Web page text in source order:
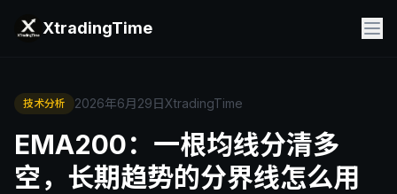
XtradingTime
技术分析 2026年6月29日XtradingTime
EMA200：一根均线分清多
空，长期趋势的分界线怎么用